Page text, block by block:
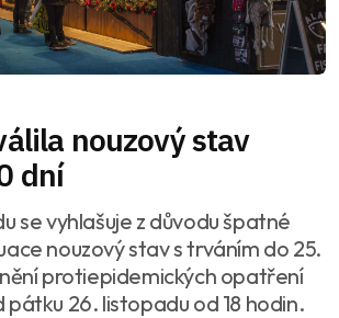
nouzový stav
dní
se vyhlašuje z důvodu špatné
nouzový stav s trváním do 25.
protiepidemických opatření
26. listopadu od 18 hodin.